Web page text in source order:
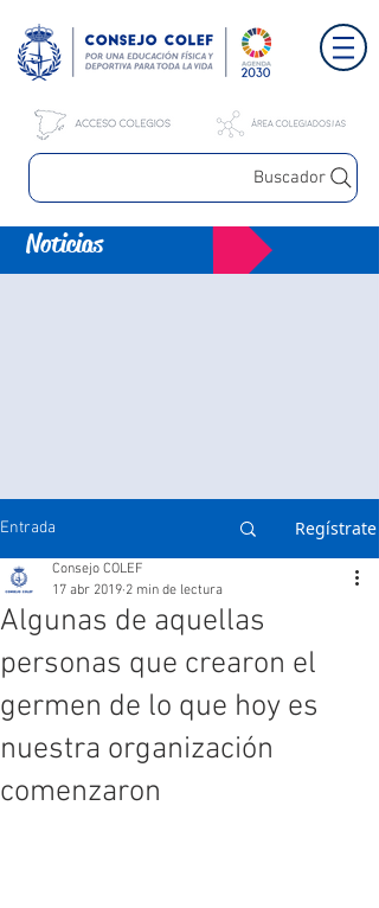
Buscador
Noticias
Entrada Regístrate
Algunas de aquellas
personas que crearon el
germen de lo que hoy es
nuestra organización
comenzaron
Consejo COLEF
17 abr 2019 2 min de lectura